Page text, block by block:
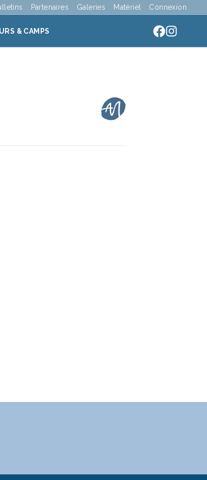
Partenaires Galeries Matériel Connexion
& CAMPS